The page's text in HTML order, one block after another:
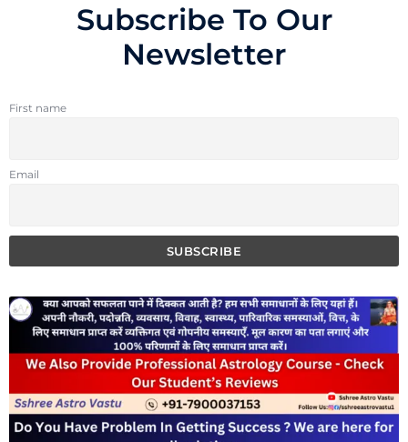
Subscribe To Our
Newsletter
First name
Email